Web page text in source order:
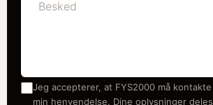
Jeg accepterer, at FYS2000 må
min henvendelse. Dine oplysninger